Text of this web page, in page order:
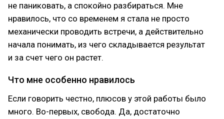
не паниковать, а спокойно разбираться. Мне
нравилось, что со временем я стала не просто
механически проводить встречи, а действительно
начала понимать, из чего складывается результат
и за счет чего он растет.
Что мне особенно нравилось
Если говорить честно, плюсов у этой работы было
много. Во-первых, свобода. Да, достаточно